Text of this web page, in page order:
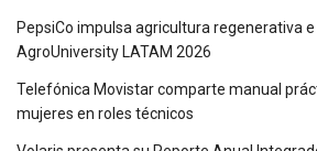
PepsiCo impulsa agricultura regenerativa
AgroUniversity LATAM 2026
Telefónica Movistar comparte manual
mujeres en roles técnicos